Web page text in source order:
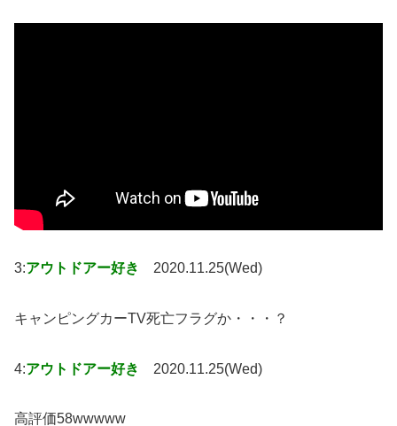
3:アウトドアー好き 2020.11.25(Wed)
キャンピングカーTV死亡フラグか・・・？
4:アウトドアー好き 2020.11.25(Wed)
高評価58wwwww